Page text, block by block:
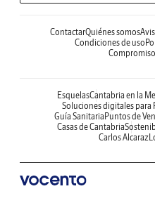
ContactarQuiénes somos
Condiciones de uso
EsquelasCantabria en la
Soluciones digitales para
Guía Sanitaria Puntos de
Casas de Cantabria
Carlos Alcaraz